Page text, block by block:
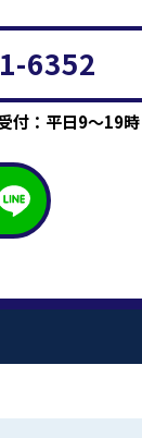
6352
付：平日9～19時